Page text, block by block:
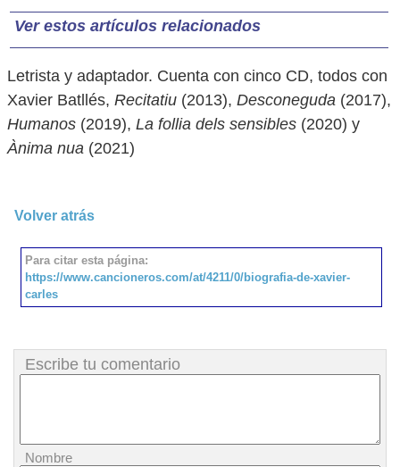
Ver estos artículos relacionados
Letrista y adaptador. Cuenta con cinco CD, todos con
Xavier Batllés, Recitatiu (2013), Desconeguda (2017),
Humanos (2019), La follia dels sensibles (2020) y
Ànima nua (2021)
Volver atrás
Para citar esta página:
https://www.cancioneros.com/at/4211/0/biografia-de-xavier-
carles
Escribe tu comentario
Nombre